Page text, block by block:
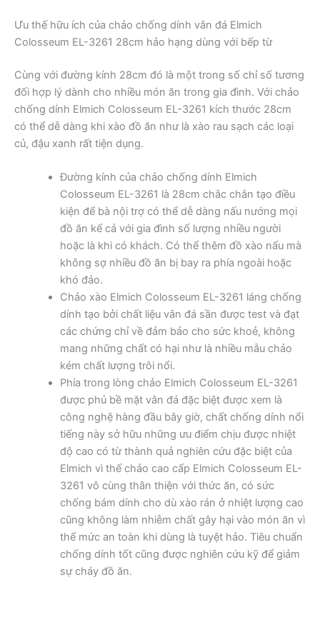
Ưu thế hữu ích của chảo chống dính vân đá Elmich
Colosseum EL-3261 28cm hảo hạng dùng với bếp từ
Cùng với đường kính 28cm đó là một trong số chỉ số tương
đối hợp lý dành cho nhiều món ăn trong gia đình. Với chảo
chống dính Elmich Colosseum EL-3261 kích thước 28cm
có thể dễ dàng khi xào đồ ăn như là xào rau sạch các loại
củ, đậu xanh rất tiện dụng.
Đường kính của chảo chống dính Elmich
Colosseum EL-3261 là 28cm chắc chắn tạo điều
kiện để bà nội trợ có thể dễ dàng nấu nướng mọi
đồ ăn kể cả với gia đình số lượng nhiều người
hoặc là khi có khách. Có thể thêm đồ xào nấu mà
không sợ nhiều đồ ăn bị bay ra phía ngoài hoặc
khó đảo.
Chảo xào Elmich Colosseum EL-3261 láng chống
dính tạo bởi chất liệu vân đá sần được test và đạt
các chứng chỉ về đảm bảo cho sức khoẻ, không
mang những chất có hại như là nhiều mẫu chảo
kém chất lượng trôi nổi.
Phía trong lòng chảo Elmich Colosseum EL-3261
được phủ bề mặt vân đá đặc biệt được xem là
công nghệ hàng đầu bây giờ, chất chống dính nổi
tiếng này sở hữu những ưu điểm chịu được nhiệt
độ cao có từ thành quả nghiên cứu đặc biệt của
Elmich vì thế chảo cao cấp Elmich Colosseum EL-
3261 vô cùng thân thiện với thức ăn, có sức
chống bám dính cho dù xào rán ở nhiệt lượng cao
cũng không làm nhiễm chất gây hại vào món ăn vì
thế mức an toàn khi dùng là tuyệt hảo. Tiêu chuẩn
chống dính tốt cũng được nghiên cứu kỹ để giảm
sự cháy đồ ăn.